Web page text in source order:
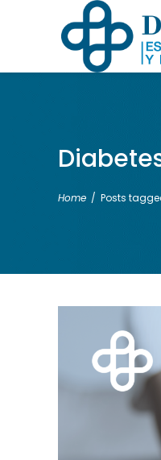
Home / Posts